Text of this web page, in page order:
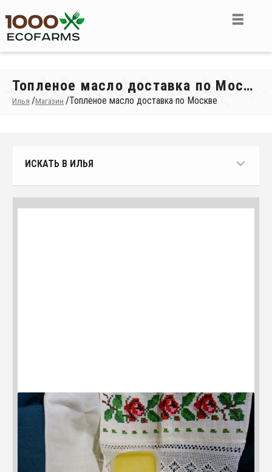
Топленое масло доставка по Москве
Илья /Магазин /Топленое масло доставка по Москве
ИСКАТЬ В ИЛЬЯ